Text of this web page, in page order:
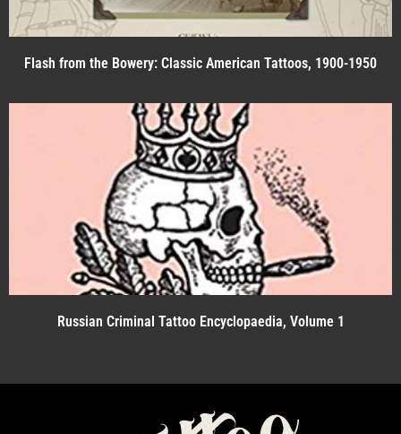
Flash from the Bowery: Classic American Tattoos, 1900-1950
Russian Criminal Tattoo Encyclopaedia, Volume 1